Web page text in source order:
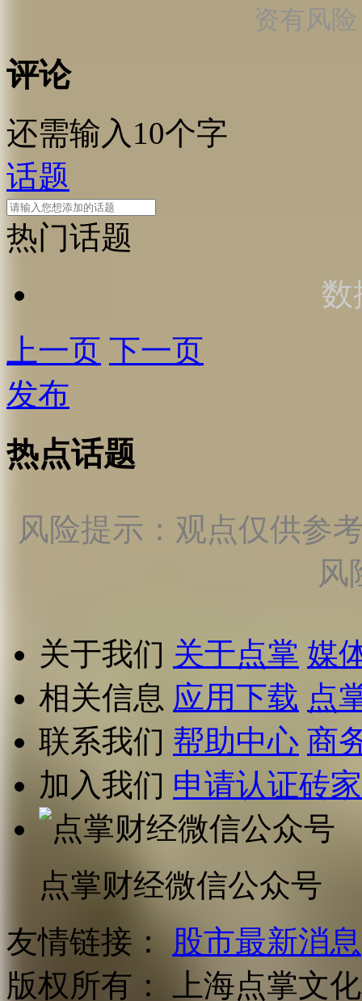
资有风
评论
还需输入10个字
话题
热门话题
数
上一页 下一页
发布
热点话题
风险提示：观点仅供参
风
关于我们 关于点掌 媒
相关信息 应用下载 点
联系我们 帮助中心 商
加入我们 申请认证砖家
点掌财经微信公众号
友情链接：
股市最新消息
版权所有：
上海点掌文